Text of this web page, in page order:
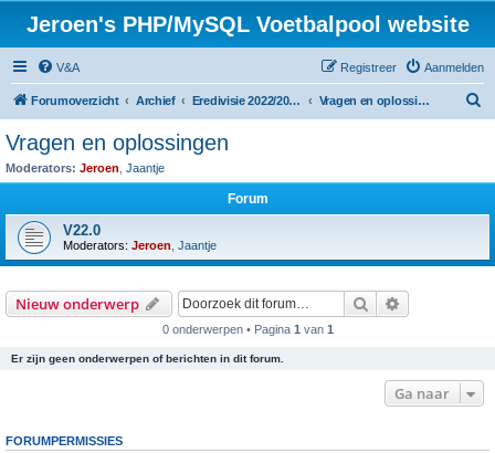
Jeroen's PHP/MySQL Voetbalpool website
V&A Aanmelden
Registreer
Forumoverzicht Archief Eredivisie 2022/2023 voetbalpool Vragen en oplossingen
Vragen en oplossingen
Moderators: Jeroen Jaantje
Forum
V22.0
Moderators: Jeroen Jaantje
Nieuw onderwerp Zoek
0 onderwerpen • Pagina 1 van 1
Er zijn geen onderwerpen of berichten in dit forum.
Ga naar
FORUMPERMISSIES